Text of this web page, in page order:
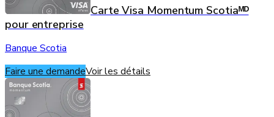
Carte Visa Momentum Scotiaᴹᴰ
pour entreprise
Banque Scotia
Faire une demandeVoir les détails